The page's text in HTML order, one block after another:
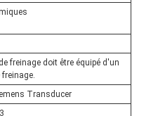
freinage doit être équipé d'un
Transducer